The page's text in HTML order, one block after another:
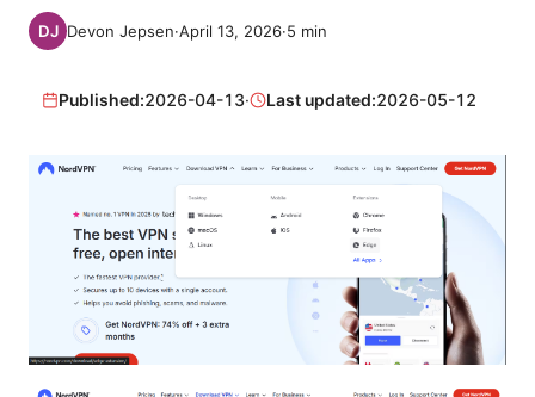
Devon Jepsen·April 13, 2026·5 min
Published:2026-04-13· Last updated:2026-05-12